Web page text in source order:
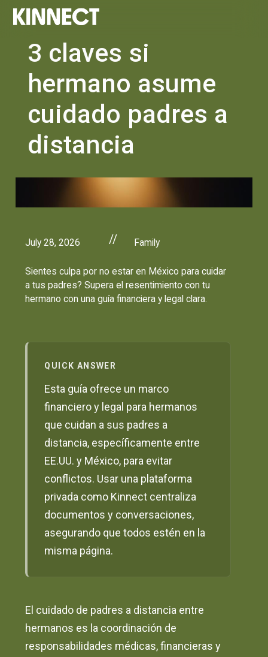
3 claves si
hermano asume
cuidado padres a
distancia
July 28, 2026 // Family
Sientes culpa por no estar en México para cuidar
a tus padres? Supera el resentimiento con tu
hermano con una guía financiera y legal clara.
QUICK ANSWER
Esta guía ofrece un marco
financiero y legal para hermanos
que cuidan a sus padres a
distancia, específicamente entre
EE.UU. y México, para evitar
conflictos. Usar una plataforma
privada como Kinnect centraliza
documentos y conversaciones,
asegurando que todos estén en la
misma página.
El cuidado de padres a distancia entre
hermanos es la coordinación de
responsabilidades médicas, financieras y